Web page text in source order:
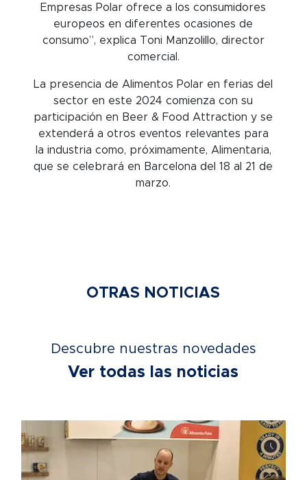
Empresas Polar ofrece a los consumidores
europeos en diferentes ocasiones de
consumo”, explica Toni Manzolillo, director
comercial.
La presencia de Alimentos Polar en ferias del
sector en este 2024 comienza con su
participación en Beer & Food Attraction y se
extenderá a otros eventos relevantes para
la industria como, próximamente, Alimentaria,
que se celebrará en Barcelona del 18 al 21 de
marzo.
OTRAS NOTICIAS
Descubre nuestras novedades
Ver todas las noticias